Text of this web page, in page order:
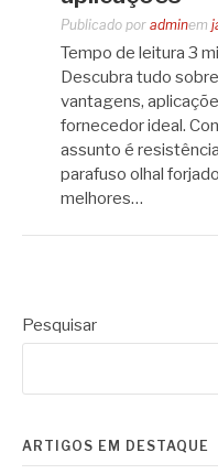
Publicado por adminem
Tempo de leitura 3
Descubra tudo
vantagens,
fornecedor ideal.
assunto é
parafuso olhal
melhores…
Pesquisar
ARTIGOS EM DESTAQUE